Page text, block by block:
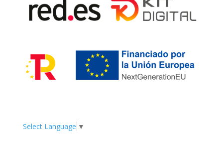
Select Language ▼